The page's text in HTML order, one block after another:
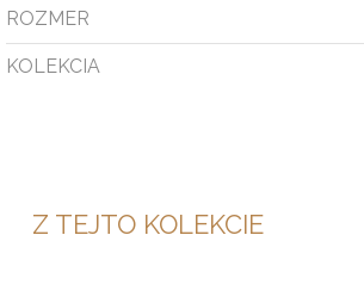
ROZMER
KOLEKCIA
Z TEJTO KOLEKCIE